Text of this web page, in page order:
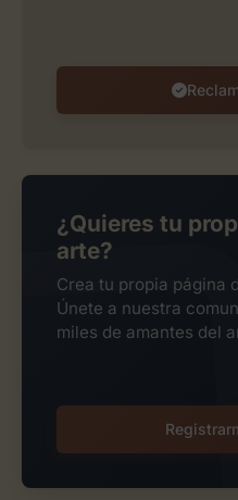
¿Quieres tu
arte?
Crea tu propia página
Únete a nuestra
miles de amantes del